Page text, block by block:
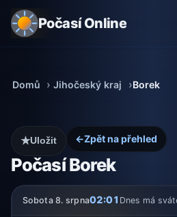
Počasí Online
Domů Jihočeský kraj Borek
←Zpět na přehled
Počasí Borek
★Uložit
Sobota 8. srpna02:01 Dnes má